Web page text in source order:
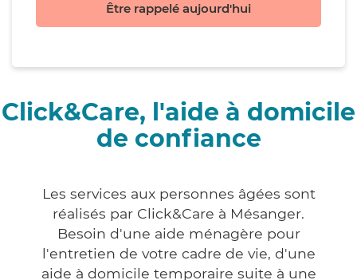
Être rappelé aujourd'hui
Click&Care, l'aide à domicile
de confiance
Les services aux personnes âgées sont
réalisés par Click&Care à Mésanger.
Besoin d'une aide ménagère pour
l'entretien de votre cadre de vie, d'une
aide à domicile temporaire suite à une